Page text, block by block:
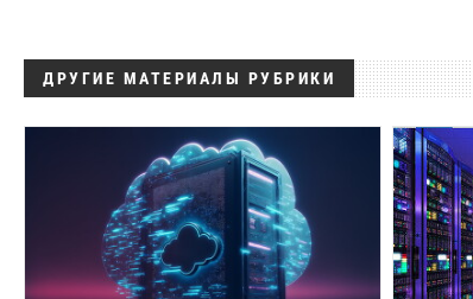
ДРУГИЕ МАТЕРИАЛЫ РУБРИКИ